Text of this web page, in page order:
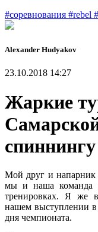
#соревнования #rebel
Alexander Нudyakov
23.10.2018 14:27
Жаркие
Мой друг и напарник
мы и наша команда
тренировках. Я же
нашем выступлении в
дня чемпионата.